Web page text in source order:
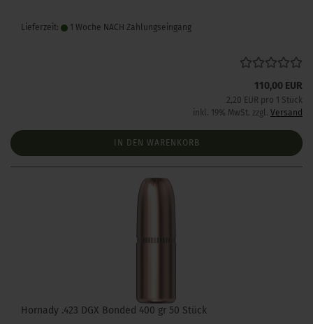
Lieferzeit: 1 Woche NACH Zahlungseingang
110,00 EUR
2,20 EUR pro 1 Stück
inkl. 19% MwSt. zzgl. Versand
IN DEN WARENKORB
Hornady .423 DGX Bonded 400 gr 50 Stück